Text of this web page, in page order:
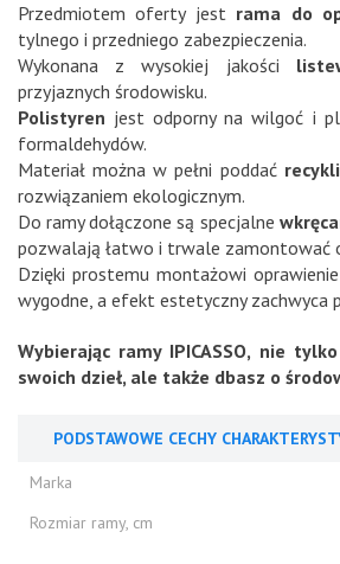
Przedmiotem oferty jest rama do
tylnego i przedniego zabezpieczenia.
Wykonana z wysokiej jakości
przyjaznych środowisku.
Polistyren jest odporny na wilgoć i
formaldehydów.
Materiał można w pełni poddać
rozwiązaniem ekologicznym.
Do ramy dołączone są specjalne
pozwalają łatwo i trwale zamontować
Dzięki prostemu montażowi
wygodne, a efekt estetyczny zachwyca
Wybierając ramy IPICASSO, nie
swoich dzieł, ale także dbasz o
PODSTAWOWE CECHY
Marka
Rozmiar ramy, cm